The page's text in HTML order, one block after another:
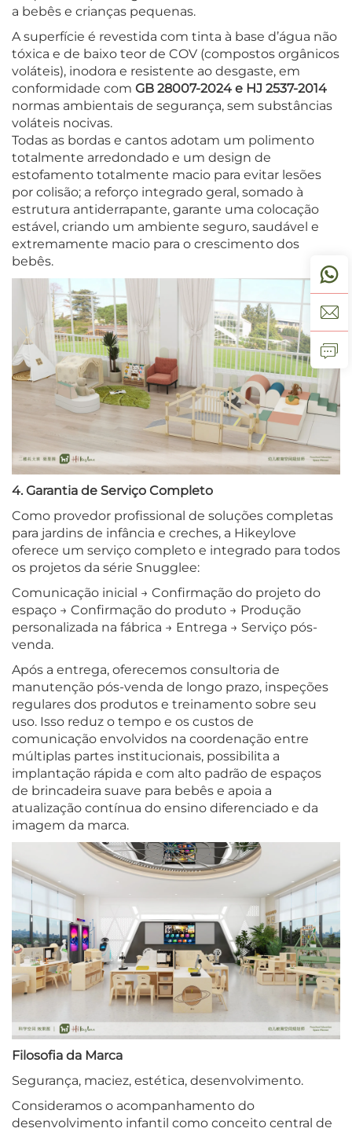
a bebês e crianças pequenas.
A superfície é revestida com tinta à base d’água não
tóxica e de baixo teor de COV (compostos orgânicos
voláteis), inodora e resistente ao desgaste, em
conformidade com GB 28007-2024 e HJ 2537-2014
normas ambientais de segurança, sem substâncias
voláteis nocivas.
Todas as bordas e cantos adotam um polimento
totalmente arredondado e um design de
estofamento totalmente macio para evitar lesões
por colisão; a reforço integrado geral, somado à
estrutura antiderrapante, garante uma colocação
estável, criando um ambiente seguro, saudável e
extremamente macio para o crescimento dos
bebês.
4. Garantia de Serviço Completo
Como provedor profissional de soluções completas
para jardins de infância e creches, a Hikeylove
oferece um serviço completo e integrado para todos
os projetos da série Snugglee:
Comunicação inicial → Confirmação do projeto do
espaço → Confirmação do produto → Produção
personalizada na fábrica → Entrega → Serviço pós-
venda.
Após a entrega, oferecemos consultoria de
manutenção pós-venda de longo prazo, inspeções
regulares dos produtos e treinamento sobre seu
uso. Isso reduz o tempo e os custos de
comunicação envolvidos na coordenação entre
múltiplas partes institucionais, possibilita a
implantação rápida e com alto padrão de espaços
de brincadeira suave para bebês e apoia a
atualização contínua do ensino diferenciado e da
imagem da marca.
Filosofia da Marca
Segurança, maciez, estética, desenvolvimento.
Consideramos o acompanhamento do
desenvolvimento infantil como conceito central de